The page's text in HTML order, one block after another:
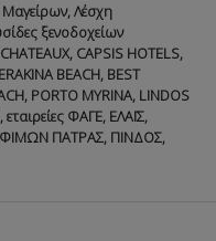
Λέσχη
ξενοδοχείων
CAPSIS HOTELS,
BEACH, BEST
PORTO MYRINA, LINDOS
ΦΑΓΕ, ΕΛΑΪΣ,
ΠΑΤΡΑΣ, ΠΙΝΔΟΣ,